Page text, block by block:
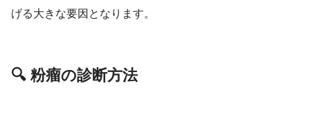
げる大きな要因となります。
🔍 粉瘤の診断方法